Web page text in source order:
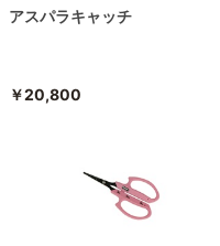
アスパラキャッチ
￥20,800